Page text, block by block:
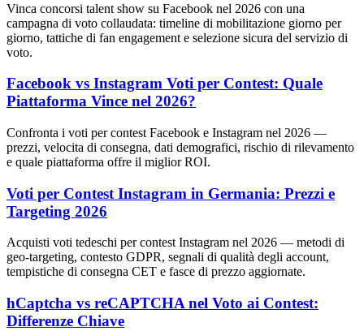
Vinca concorsi talent show su Facebook nel 2026 con una
campagna di voto collaudata: timeline di mobilitazione giorno per
giorno, tattiche di fan engagement e selezione sicura del servizio di
voto.
Facebook vs Instagram Voti per Contest: Quale
Piattaforma Vince nel 2026?
Confronta i voti per contest Facebook e Instagram nel 2026 —
prezzi, velocita di consegna, dati demografici, rischio di rilevamento
e quale piattaforma offre il miglior ROI.
Voti per Contest Instagram in Germania: Prezzi e
Targeting 2026
Acquisti voti tedeschi per contest Instagram nel 2026 — metodi di
geo-targeting, contesto GDPR, segnali di qualità degli account,
tempistiche di consegna CET e fasce di prezzo aggiornate.
hCaptcha vs reCAPTCHA nel Voto ai Contest:
Differenze Chiave